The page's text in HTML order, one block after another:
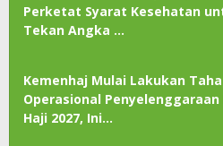
Perketat Syarat Kesehatan
Tekan Angka …
Kemenhaj Mulai Lakukan
Operasional Penyelenggaraan
Haji 2027, Ini…